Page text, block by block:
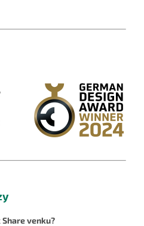
venku?